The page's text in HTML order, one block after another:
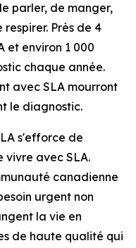
parler, de manger,
Près de 4
et environ 1 000
chaque année.
avec SLA mourront
le diagnostic.
s'efforce de
vivre avec SLA.
canadienne
urgent non
la vie en
de haute qualité qui